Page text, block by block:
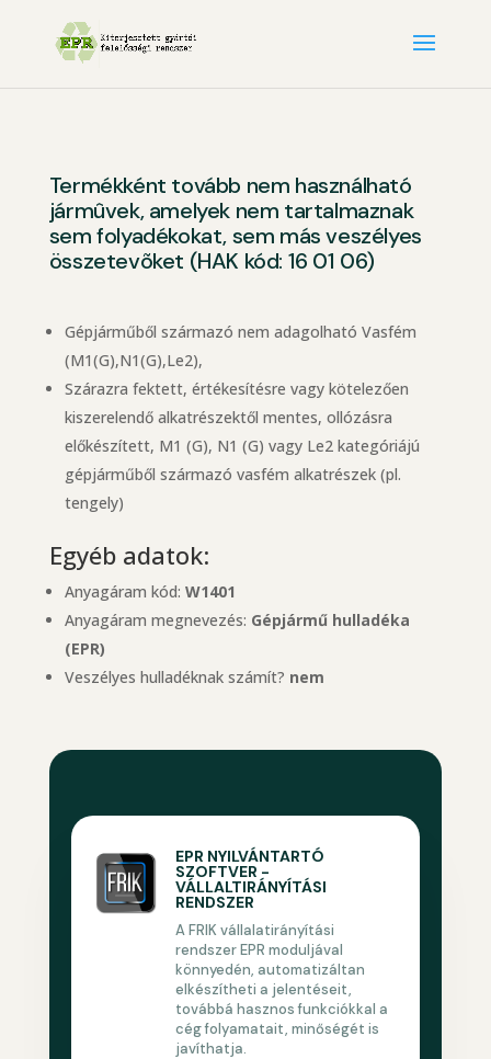
Termékként tovább nem használható
jármûvek, amelyek nem tartalmaznak
sem folyadékokat, sem más veszélyes
összetevõket (HAK kód: 16 01 06)
Gépjárműből származó nem adagolható Vasfém
(M1(G),N1(G),Le2),
Szárazra fektett, értékesítésre vagy kötelezően
kiszerelendő alkatrészektől mentes, ollózásra
előkészített, M1 (G), N1 (G) vagy Le2 kategóriájú
gépjárműből származó vasfém alkatrészek (pl.
tengely)
Egyéb adatok:
Anyagáram kód: W1401
Anyagáram megnevezés: Gépjármű hulladéka
(EPR)
Veszélyes hulladéknak számít? nem
EPR NYILVÁNTARTÓ
SZOFTVER -
VÁLLALTIRÁNYÍTÁSI
RENDSZER
A FRIK vállalatirányítási
rendszer EPR moduljával
könnyedén, automatizáltan
elkészítheti a jelentéseit,
továbbá hasznos funkciókkal a
cég folyamatait, minőségét is
javíthatja.